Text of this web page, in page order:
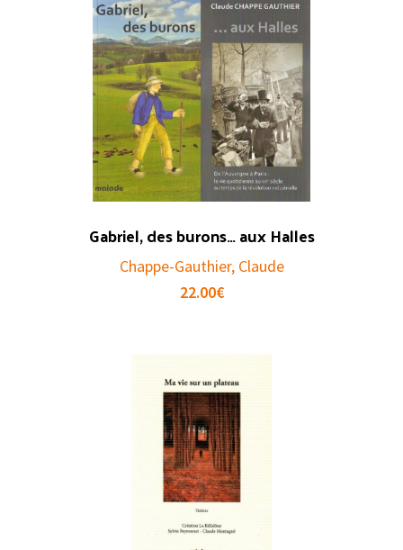
Gabriel, des burons… aux Halles
Chappe-Gauthier, Claude
22.00€